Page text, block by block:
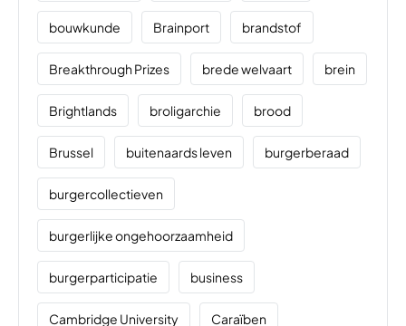
bouwkunde Brainport brandstof
Breakthrough Prizes brede welvaart brein
Brightlands broligarchie brood
Brussel buitenaards leven burgerberaad
burgercollectieven
burgerlijke ongehoorzaamheid
burgerparticipatie business
Cambridge University Caraïben